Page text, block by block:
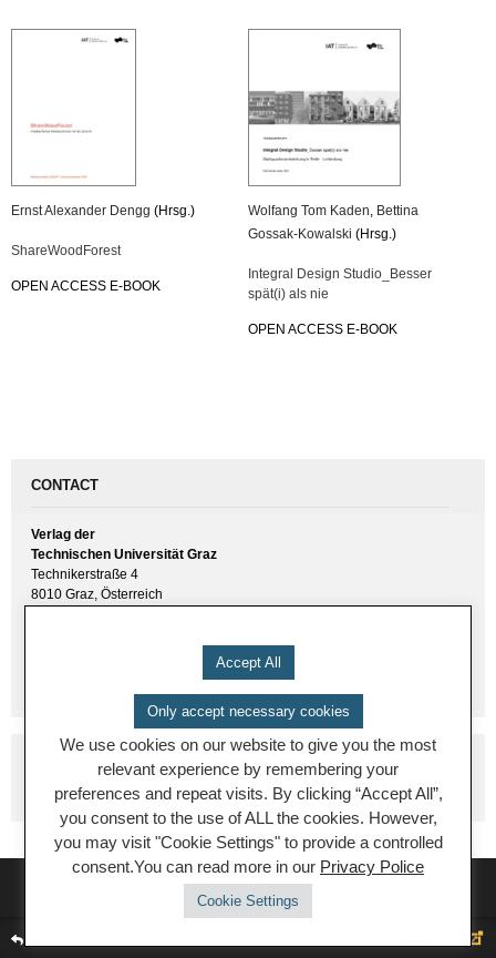
Ernst Alexander Dengg (Hrsg.)
ShareWoodForest
OPEN ACCESS E-BOOK
Wolfang Tom Kaden Bettina
Gossak-Kowalski (Hrsg.)
Integral Design Studio_Besser
spät(i) als nie
OPEN ACCESS E-BOOK
CONTACT
Verlag der
Technischen Universität Graz
Technikerstraße 4
8010 Graz, Österreich
Accept All
Only accept necessary cookies
We use cookies on our website to give you the most
relevant experience by remembering your
preferences and repeat visits. By clicking “Accept All”,
you consent to the use of ALL the cookies. However,
you may visit "Cookie Settings" to provide a controlled
consent.You can read more in our Privacy Police
Cookie Settings